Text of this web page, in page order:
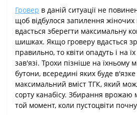
Гровер в даній ситуації не
щоб відбулося запилення
вдасться зберегти максимальну
шишках. Якщо гроверу вдасться
правильно, то квіти опадуть і на
зав'язі. Трохи пізніше на їхньому
бутони, всередині яких буде
максимальний вміст ТГК, який
сорту канабісу. Збирання врожаю
той момент, коли пустоцвіти